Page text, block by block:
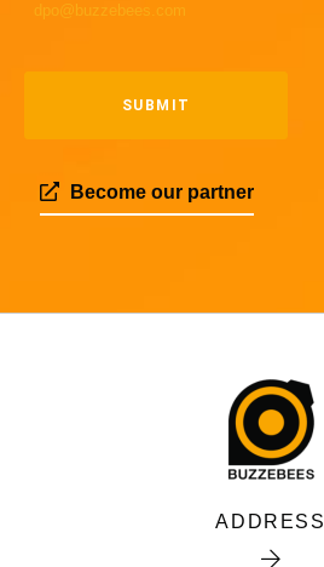
dpo@buzzebees.com
Become our partner
ADDRESS